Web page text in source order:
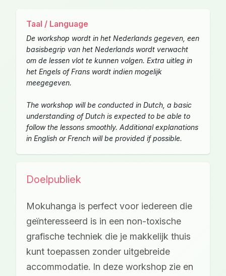
Taal / Language
De workshop wordt in het Nederlands gegeven, een
basisbegrip van het Nederlands wordt verwacht
om de lessen vlot te kunnen volgen. Extra uitleg in
het Engels of Frans wordt indien mogelijk
meegegeven.
The workshop will be conducted in Dutch, a basic
understanding of Dutch is expected to be able to
follow the lessons smoothly. Additional explanations
in English or French will be provided if possible.
Doelpubliek
Mokuhanga is perfect voor iedereen die
geïnteresseerd is in een non-toxische
grafische techniek die je makkelijk thuis
kunt toepassen zonder uitgebreide
accommodatie. In deze workshop zie en